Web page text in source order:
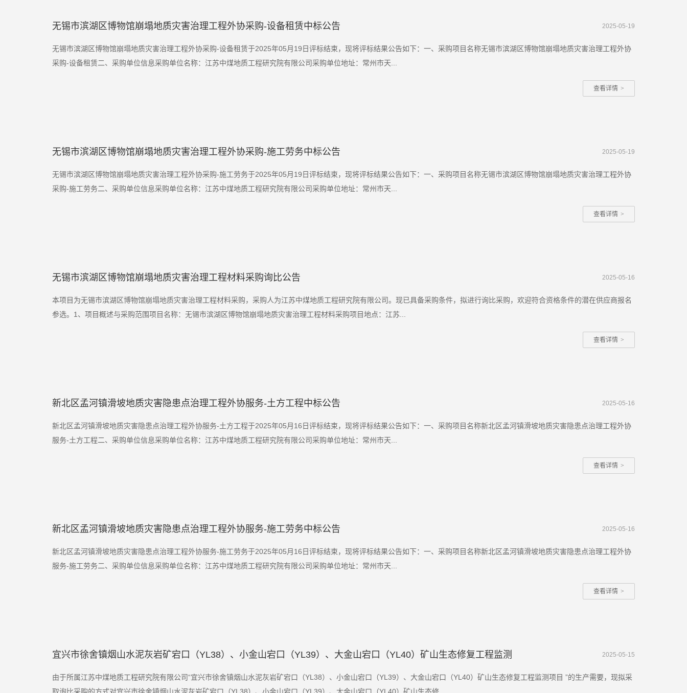
无锡市滨湖区博物馆崩塌地质灾害治理工程外协采购-设备租赁中标公告 2025-05-19
无锡市滨湖区博物馆崩塌地质灾害治理工程外协采购-设备租赁于2025年05月19日评标结束，现将评标结果公告如下：一、采购项目名称无锡市滨湖区博物馆崩塌地质灾害治理工程外协
采购-设备租赁二、采购单位信息采购单位名称：江苏中煤地质工程研究院有限公司采购单位地址：常州市天...
查看详情 >
无锡市滨湖区博物馆崩塌地质灾害治理工程外协采购-施工劳务中标公告 2025-05-19
无锡市滨湖区博物馆崩塌地质灾害治理工程外协采购-施工劳务于2025年05月19日评标结束，现将评标结果公告如下：一、采购项目名称无锡市滨湖区博物馆崩塌地质灾害治理工程外协
采购-施工劳务二、采购单位信息采购单位名称：江苏中煤地质工程研究院有限公司采购单位地址：常州市天...
查看详情 >
无锡市滨湖区博物馆崩塌地质灾害治理工程材料采购询比公告 2025-05-16
本项目为无锡市滨湖区博物馆崩塌地质灾害治理工程材料采购，采购人为江苏中煤地质工程研究院有限公司。现已具备采购条件，拟进行询比采购，欢迎符合资格条件的潜在供应商报名
参选。1、项目概述与采购范围项目名称：无锡市滨湖区博物馆崩塌地质灾害治理工程材料采购项目地点：江苏...
查看详情 >
新北区孟河镇滑坡地质灾害隐患点治理工程外协服务-土方工程中标公告 2025-05-16
新北区孟河镇滑坡地质灾害隐患点治理工程外协服务-土方工程于2025年05月16日评标结束，现将评标结果公告如下：一、采购项目名称新北区孟河镇滑坡地质灾害隐患点治理工程外协
服务-土方工程二、采购单位信息采购单位名称：江苏中煤地质工程研究院有限公司采购单位地址：常州市天...
查看详情 >
新北区孟河镇滑坡地质灾害隐患点治理工程外协服务-施工劳务中标公告 2025-05-16
新北区孟河镇滑坡地质灾害隐患点治理工程外协服务-施工劳务于2025年05月16日评标结束，现将评标结果公告如下：一、采购项目名称新北区孟河镇滑坡地质灾害隐患点治理工程外协
服务-施工劳务二、采购单位信息采购单位名称：江苏中煤地质工程研究院有限公司采购单位地址：常州市天...
查看详情 >
宜兴市徐舍镇烟山水泥灰岩矿宕口（YL38）、小金山宕口（YL39）、大金山宕口（YL40）矿山生态修复工程监测 2025-05-15
由于所属江苏中煤地质工程研究院有限公司“宜兴市徐舍镇烟山水泥灰岩矿宕口（YL38）、小金山宕口（YL39）、大金山宕口（YL40）矿山生态修复工程监测项目 ”的生产需要，现拟采